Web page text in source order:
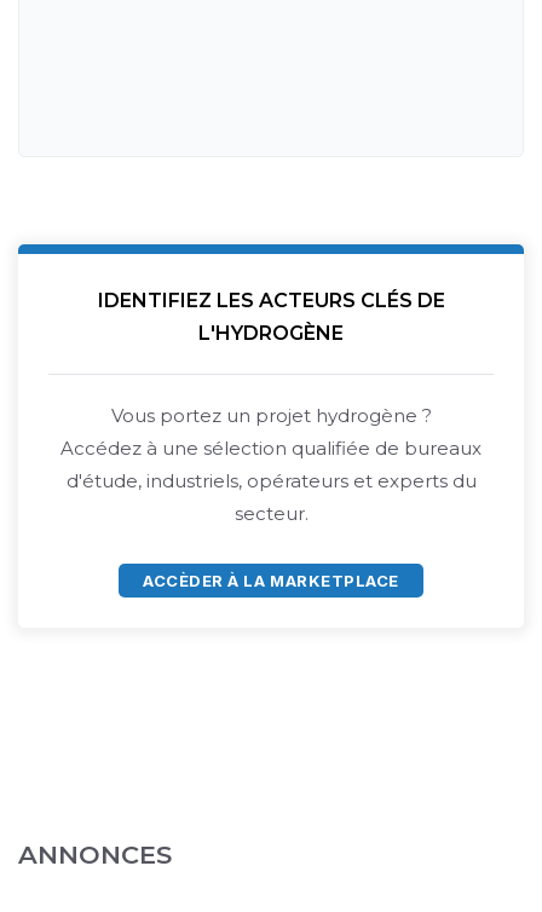
IDENTIFIEZ LES ACTEURS CLÉS DE
L'HYDROGÈNE
Vous portez un projet hydrogène ?
Accédez à une sélection qualifiée de bureaux
d'étude, industriels, opérateurs et experts du
secteur.
ACCÈDER À LA MARKETPLACE
ANNONCES